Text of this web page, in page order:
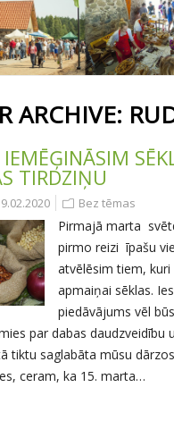
ARCHIVE:
TIRDZIŅU
Bez tēmas
Pirmajā marta
pirmo reizi īpašu
atvēlēsim tiem, kuri
apmaiņai sēklas.
piedāvājums vēl
par dabas daudzveidību
tiktu saglabāta mūsu
ceram, ka 15. marta…